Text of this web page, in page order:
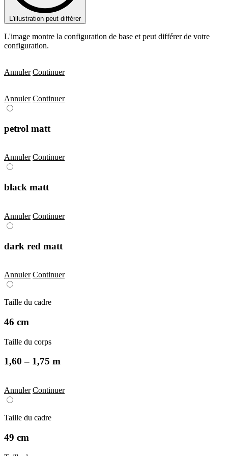
L'illustration peut différer
L'image montre la configuration de base et peut différer de votre
configuration.
Annuler Continuer
Annuler Continuer
petrol matt
Annuler Continuer
black matt
Annuler Continuer
dark red matt
Annuler Continuer
Taille du cadre
46 cm
Taille du corps
1,60 – 1,75 m
Annuler Continuer
Taille du cadre
49 cm